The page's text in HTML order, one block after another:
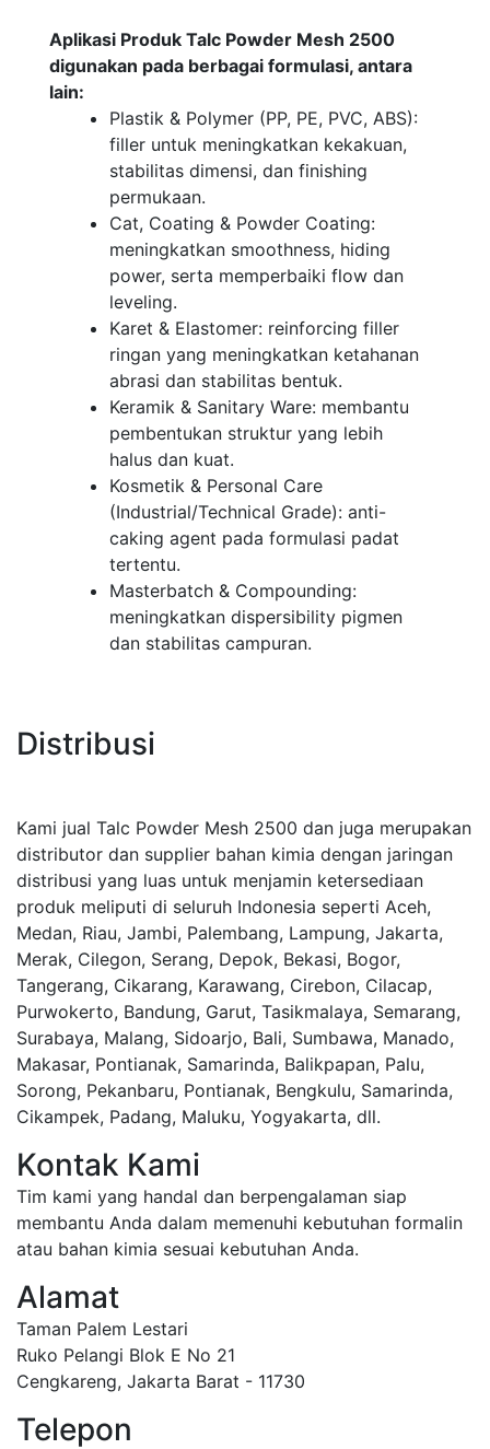
Aplikasi Produk Talc Powder Mesh 2500
digunakan pada berbagai formulasi, antara
lain:
Plastik & Polymer (PP, PE, PVC, ABS):
filler untuk meningkatkan kekakuan,
stabilitas dimensi, dan finishing
permukaan.
Cat, Coating & Powder Coating:
meningkatkan smoothness, hiding
power, serta memperbaiki flow dan
leveling.
Karet & Elastomer: reinforcing filler
ringan yang meningkatkan ketahanan
abrasi dan stabilitas bentuk.
Keramik & Sanitary Ware: membantu
pembentukan struktur yang lebih
halus dan kuat.
Kosmetik & Personal Care
(Industrial/Technical Grade): anti-
caking agent pada formulasi padat
tertentu.
Masterbatch & Compounding:
meningkatkan dispersibility pigmen
dan stabilitas campuran.
Distribusi
Kami jual Talc Powder Mesh 2500 dan juga merupakan
distributor dan supplier bahan kimia dengan jaringan
distribusi yang luas untuk menjamin ketersediaan
produk meliputi di seluruh Indonesia seperti Aceh,
Medan, Riau, Jambi, Palembang, Lampung, Jakarta,
Merak, Cilegon, Serang, Depok, Bekasi, Bogor,
Tangerang, Cikarang, Karawang, Cirebon, Cilacap,
Purwokerto, Bandung, Garut, Tasikmalaya, Semarang,
Surabaya, Malang, Sidoarjo, Bali, Sumbawa, Manado,
Makasar, Pontianak, Samarinda, Balikpapan, Palu,
Sorong, Pekanbaru, Pontianak, Bengkulu, Samarinda,
Cikampek, Padang, Maluku, Yogyakarta, dll.
Kontak Kami
Tim kami yang handal dan berpengalaman siap
membantu Anda dalam memenuhi kebutuhan formalin
atau bahan kimia sesuai kebutuhan Anda.
Alamat
Taman Palem Lestari
Ruko Pelangi Blok E No 21
Cengkareng, Jakarta Barat - 11730
Telepon